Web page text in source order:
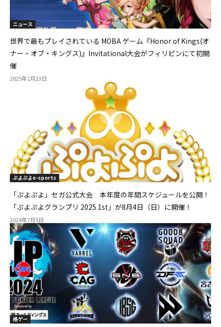
ニュース
世界で最もプレイされている MOBA ゲーム『Honor of Kings(オ
ナー・オブ・キングス)』Invitational大会がフィリピンにて初開
催
2025年1月23日
ぷよぷよe-sports
「ぷよぷよ」セガ公式大会 本年度の年間スケジュールを公開！
「ぷよぷよグランプリ 2025 1st」が8月4日（日）に開催！
2024年7月5日
格ゲー